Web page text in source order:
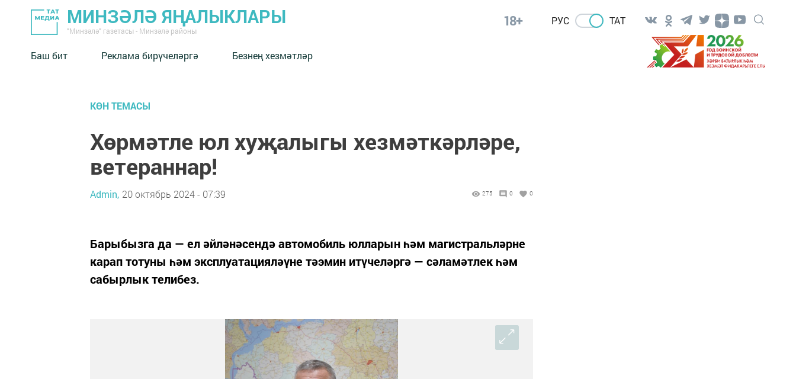
МИНЗӘЛӘ ЯҢАЛЫКЛАРЫ
"Минзәлә" газетасы - Минзәлә районы
18+ РУС ТАТ
Баш бит Реклама бирүчеләргә Безнең хезмәтләр
КӨН ТЕМАСЫ
Хөрмәтле юл хуҗалыгы хезмәткәрләре,
ветераннар!
Admin, 20 октябрь 2024 - 07:39 275 0 0
Барыбызга да — ел әйләнәсендә автомобиль юлларын һәм магистральләрне
карап тотуны һәм эксплуатацияләүне тәэмин итүчеләргә — сәламәтлек һәм
сабырлык телибез.